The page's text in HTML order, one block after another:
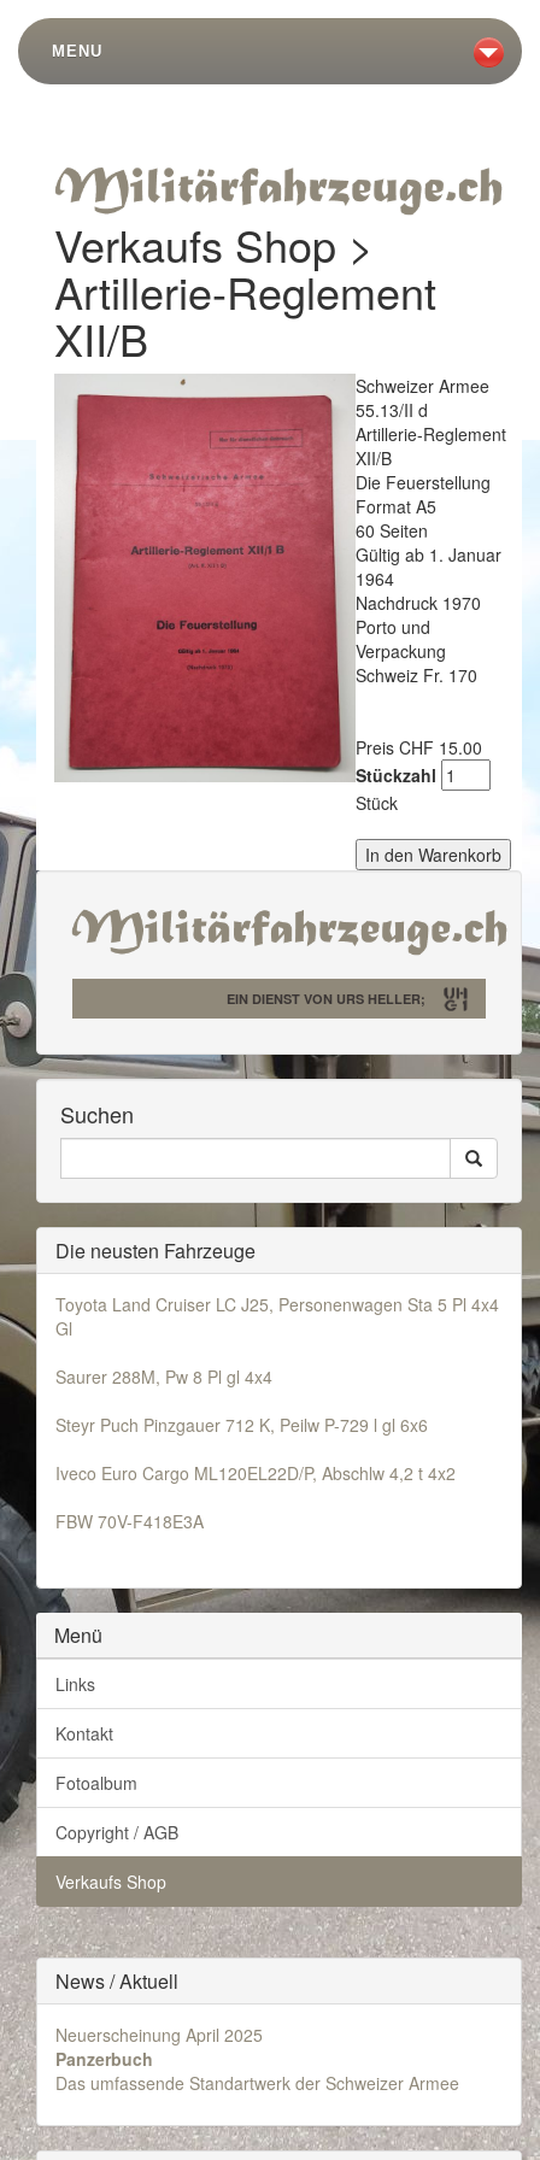
MENU
Verkaufs Shop >
Artillerie-Reglement
XII/B
Schweizer Armee
55.13/II d
Artillerie-Reglement
XII/B
Die Feuerstellung
Format A5
60 Seiten
Gültig ab 1. Januar
1964
Nachdruck 1970
Porto und
Verpackung
Schweiz Fr. 170
Preis CHF 15.00
Stückzahl
Stück
EIN DIENST VON URS HELLER;
Suchen
Durchsuchen
Search
Die neusten Fahrzeuge
Toyota Land Cruiser LC J25, Personenwagen Sta 5 Pl 4x4
Gl
Saurer 288M, Pw 8 Pl gl 4x4
Steyr Puch Pinzgauer 712 K, Peilw P-729 l gl 6x6
Iveco Euro Cargo ML120EL22D/P, Abschlw 4,2 t 4x2
FBW 70V-F418E3A
Menü
Links
Kontakt
Fotoalbum
Copyright / AGB
Verkaufs Shop
News / Aktuell
Neuerscheinung April 2025
Panzerbuch
Das umfassende Standartwerk der Schweizer Armee